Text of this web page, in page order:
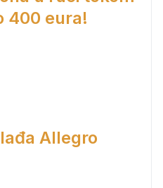
400 eura!
Allegro